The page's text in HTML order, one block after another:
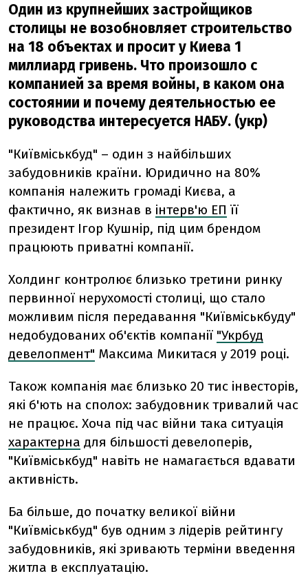
Один из крупнейших застройщиков
столицы не возобновляет строительство
на 18 объектах и просит у Киева 1
миллиард гривень. Что произошло с
компанией за время войны, в каком она
состоянии и почему деятельностью ее
руководства интересуется НАБУ. (укр)
"Київміськбуд" – один з найбільших
забудовників країни. Юридично на 80%
компанія належить громаді Києва, а
фактично, як визнав в інтерв'ю ЕП її
президент Ігор Кушнір, під цим брендом
працюють приватні компанії.
Холдинг контролює близько третини ринку
первинної нерухомості столиці, що стало
можливим після передавання "Київміськбуду"
недобудованих об'єктів компанії "Укрбуд
девелопмент" Максима Микитася у 2019 році.
Також компанія має близько 20 тис інвесторів,
які б'ють на сполох: забудовник тривалий час
не працює. Хоча під час війни така ситуація
характерна для більшості девелоперів,
"Київміськбуд" навіть не намагається вдавати
активність.
Ба більше, до початку великої війни
"Київміськбуд" був одним з лідерів рейтингу
забудовників, які зривають терміни введення
житла в експлуатацію.